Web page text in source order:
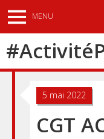
au
contenu
principal
MENU
#Activité
5 mai 2022
CGT